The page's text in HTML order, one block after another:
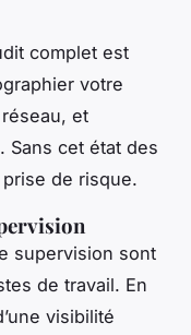
complet est
votre
et
Sans cet état des
de risque.
supervision sont
de travail. En
visibilité